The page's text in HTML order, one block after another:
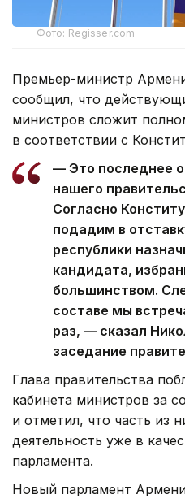
Фото: Regisser.com
Премьер-министр
сообщил, что
министров сложит
в соответствии с
— Это последнее
нашего
Согласно
подадим в
республики
кандидата,
большинством.
составе мы
раз, — сказал
заседание
Глава правительства
кабинета министров за
и отметил, что часть из
деятельность уже в
парламента.
Новый парламент